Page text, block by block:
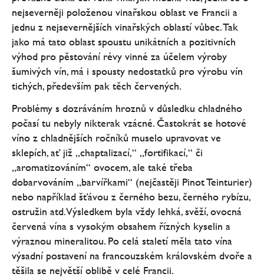
nejseverněji položenou vinařskou oblast ve Francii a
jednu z nejsevernějších vinařských oblastí vůbec. Tak
jako má tato oblast spoustu unikátních a pozitivních
výhod pro pěstování révy vinné za účelem výroby
šumivých vín, má i spousty nedostatků pro výrobu vín
tichých, především pak těch červených.
Problémy s dozráváním hroznů v důsledku chladného
počasí tu nebyly nikterak vzácné. Častokrát se hotové
víno z chladnějších ročníků muselo upravovat ve
sklepích, ať již „chaptalizací,“ „fortifikací,“ či
„aromatizováním“ ovocem, ale také třeba
dobarvováním „barvířkami“ (nejčastěji Pinot Teinturier)
nebo například šťávou z černého bezu, černého rybízu,
ostružin atd. Výsledkem byla vždy lehká, svěží, ovocná
červená vína s vysokým obsahem řízných kyselin a
výraznou mineralitou. Po celá staletí měla tato vína
výsadní postavení na francouzském královském dvoře a
těšila se největší oblibě v celé Francii.